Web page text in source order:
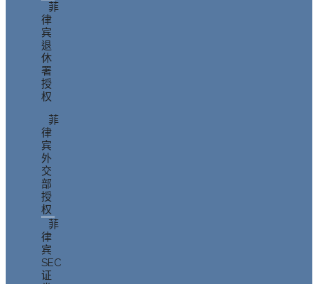
菲
律
宾
退
休
署
授
权
菲
律
宾
外
交
部
授
权
菲
律
宾
SEC
证